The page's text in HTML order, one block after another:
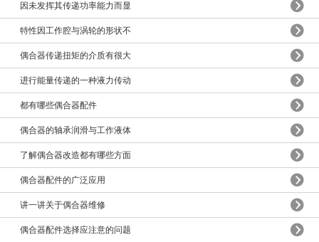
因未发挥其传递功率能力而显
特性因工作腔与涡轮的形状不
偶合器传递扭矩的介质有很大
进行能量传递的一种液力传动
都有哪些偶合器配件
偶合器的轴承润滑与工作液体
了解偶合器改造都有哪些方面
偶合器配件的广泛应用
讲一讲关于偶合器维修
偶合器配件选择应注意的问题